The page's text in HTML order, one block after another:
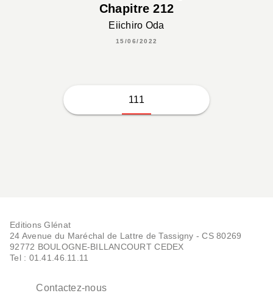
Chapitre 212
Eiichiro Oda
15/06/2022
111
Editions Glénat
24 Avenue du Maréchal de Lattre de Tassigny - CS 80269
92772 BOULOGNE-BILLANCOURT CEDEX
Tel : 01.41.46.11.11
Contactez-nous